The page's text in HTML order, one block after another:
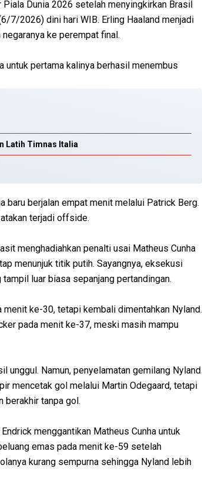
Dunia 2026 setelah menyingkirkan Brasil
7/2026) dini hari WIB. Erling Haaland menjadi
ke perempat final.
untuk pertama kalinya berhasil menembus
Latih Timnas Italia
baru berjalan empat menit melalui Patrick Berg.
terjadi offside.
menghadiahkan penalti usai Matheus Cunha
menunjuk titik putih. Sayangnya, eksekusi
luar biasa sepanjang pertandingan.
ke-30, tetapi kembali dimentahkan Nyland.
pada menit ke-37, meski masih mampu
unggul. Namun, penyelamatan gemilang Nyland
mencetak gol melalui Martin Odegaard, tetapi
berakhir tanpa gol.
menggantikan Matheus Cunha untuk
emas pada menit ke-59 setelah
kurang sempurna sehingga Nyland lebih